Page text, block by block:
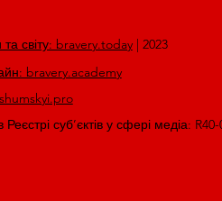
світу: bravery.today| 2023
bravery.academy
Реєстрі суб’єктів у сфері медіа: R40-